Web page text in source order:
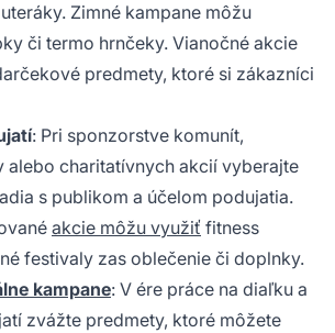
Zimné kampane môžu
či termo hrnčeky. Vianočné akcie
predmety, ktoré si zákazníci
: Pri sponzorstve komunít,
alebo charitatívnych akcií vyberajte
s publikom a účelom podujatia.
akcie môžu využiť fitness
festivaly zas oblečenie či doplnky.
kampane: V ére práce na diaľku a
zvážte predmety, ktoré môžete